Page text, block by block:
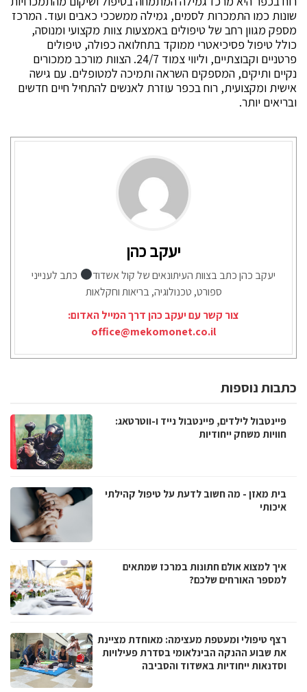
שונות כמו התמכרות לסמים, גמילה ממשככי כאבים ועוד. המרכז
מספק מגוון רחב של טיפולים באמצעות צוות מקצועי ומנוסה,
כולל טיפול פסיכיאטרי ממוקד בתחלואה כפולה, טיפולים
פרטניים וקבוצתיים, וליווי צמוד 24/7. הצוות מורכב ממכורים
נקיים ותיקים, המספקים השראה ותמיכה למטופלים. עם גישה
אישית ומקצועית, רוח בכפר עוזרת לאנשים להתחיל חיים חדשים
ובריאים יותר.
יעקב כהן
יעקב כהן כתב בצוות העיתונאים של קול אשדוד
כתב לענייני
ספורט, טכנולוגיה, בריאות וחקלאות
צור קשר עם יעקב כהן דרך המייל האדום:
office@mekomonet.co.il
כתבות נוספות
פיינטבול לילדים, פיינטבול נייד ו-ווטרטאג:
חוויות משחק ייחודיות
בית מאזן - מה חשוב לדעת על טיפול קהילתי
איכותי
איך למצוא אולם חתונות במרכז שמתאים
למספר האורחים שלכם?
רצף טיפולי ומעטפת מעצימה: מאוחדת מציינת
את שבוע ההנקה הבינלאומי בסדרת פעילויות
וסדנאות ייחודיות באשדוד והסביבה